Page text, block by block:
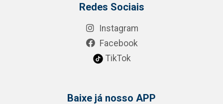
Redes Sociais
Instagram
Facebook
TikTok
Baixe já nosso APP